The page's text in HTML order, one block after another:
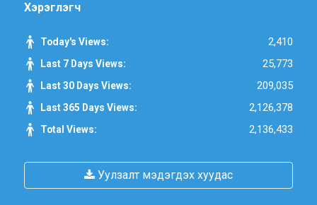
Хэрэглэгч
Today's Views: 2,410
Last 7 Days Views: 25,773
Last 30 Days Views: 209,035
Last 365 Days Views: 2,126,378
Total Views: 2,136,433
Уулзалт мэдэгдэх хуудас